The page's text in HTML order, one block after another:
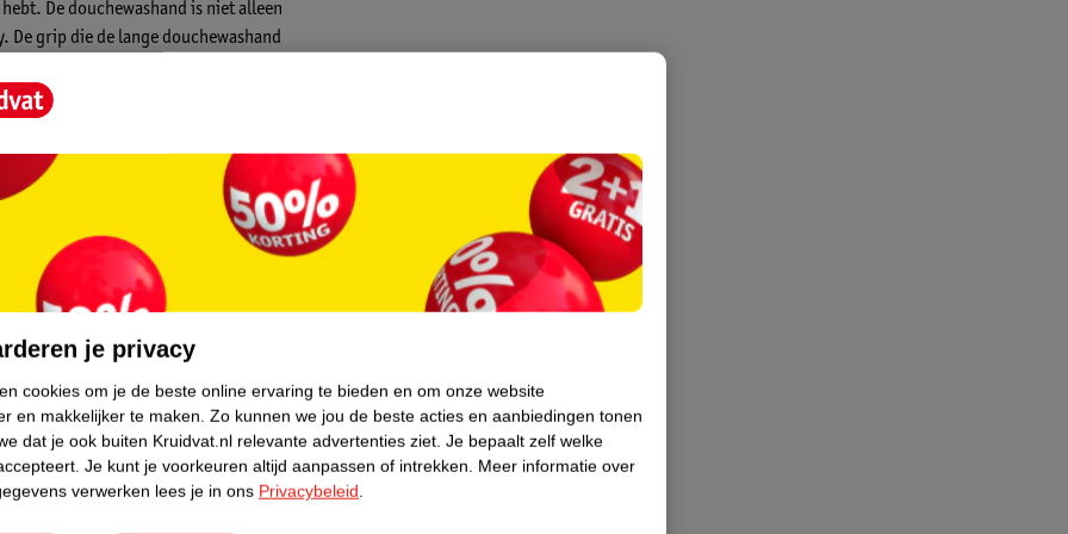
De douchewashand is niet alleen
De grip die de lange douchewashand
voor de verzorging van jouw
in lusvast organic badstof. Dijon
eigen designs en kleuren van
je privacy
cookies om je de beste online ervaring te bieden en om onze website
en makkelijker te maken. Zo kunnen we jou de beste acties en aanbiedingen tonen
dat je ook buiten Kruidvat.nl relevante advertenties ziet. Je bepaalt zelf welke
Je kunt je voorkeuren altijd aanpassen of intrekken. Meer informatie over
verwerken lees je in ons Privacybeleid.